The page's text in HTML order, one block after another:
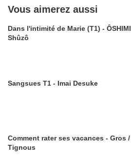
Vous aimerez aussi
Dans l'intimité de Marie (T1) - ÔSHIMI
Shûzô
Sangsues T1 - Imai Desuke
Comment rater ses vacances - Gros /
Tignous